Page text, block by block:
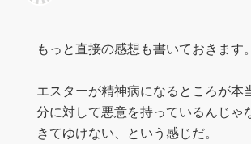
もっと直接の感想も書いておきます。
エスターが精神病になるところが
分に対して悪意を持っているんじ
きてゆけない、という感じだ。